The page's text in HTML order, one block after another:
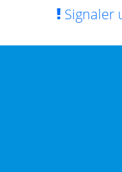
Signaler